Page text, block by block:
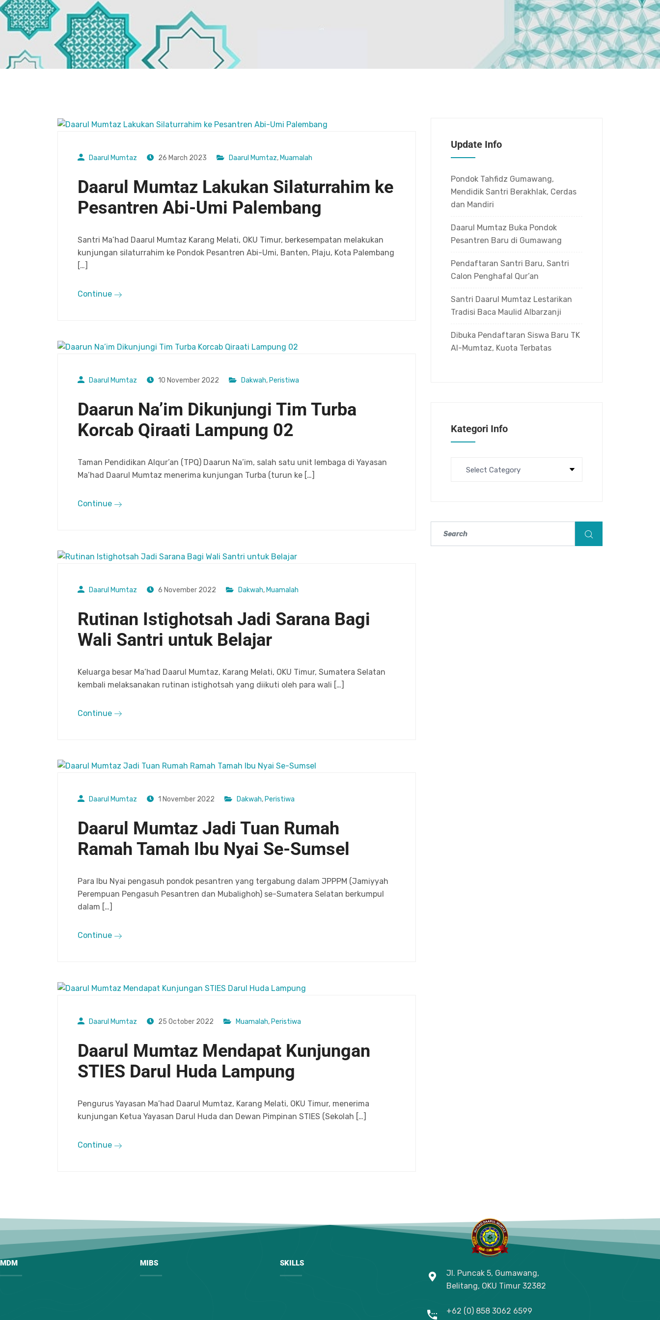
Daarul Mumtaz 26 March 2023 Daarul Mumtaz, Muamalah
Daarul Mumtaz Lakukan Silaturrahim ke
Pesantren Abi-Umi Palembang
Santri Ma’had Daarul Mumtaz Karang Melati, OKU Timur, berkesempatan melakukan
kunjungan silaturrahim ke Pondok Pesantren Abi-Umi, Banten, Plaju, Kota Palembang
[…]
Continue
Daarul Mumtaz 10 November 2022 Dakwah, Peristiwa
Daarun Na’im Dikunjungi Tim Turba
Korcab Qiraati Lampung 02
Taman Pendidikan Alqur’an (TPQ) Daarun Na’im, salah satu unit lembaga di Yayasan
Ma’had Daarul Mumtaz menerima kunjungan Turba (turun ke […]
Continue
Daarul Mumtaz 6 November 2022 Dakwah, Muamalah
Rutinan Istighotsah Jadi Sarana Bagi
Wali Santri untuk Belajar
Keluarga besar Ma’had Daarul Mumtaz, Karang Melati, OKU Timur, Sumatera Selatan
kembali melaksanakan rutinan istighotsah yang diikuti oleh para wali […]
Continue
Daarul Mumtaz 1 November 2022 Dakwah, Peristiwa
Daarul Mumtaz Jadi Tuan Rumah
Ramah Tamah Ibu Nyai Se-Sumsel
Para Ibu Nyai pengasuh pondok pesantren yang tergabung dalam JPPPM (Jamiyyah
Perempuan Pengasuh Pesantren dan Mubalighoh) se-Sumatera Selatan berkumpul
dalam […]
Continue
Daarul Mumtaz 25 October 2022 Muamalah, Peristiwa
Daarul Mumtaz Mendapat Kunjungan
STIES Darul Huda Lampung
Pengurus Yayasan Ma’had Daarul Mumtaz, Karang Melati, OKU Timur, menerima
kunjungan Ketua Yayasan Darul Huda dan Dewan Pimpinan STIES (Sekolah […]
Continue
Update Info
Pondok Tahfidz Gumawang,
Mendidik Santri Berakhlak, Cerdas
dan Mandiri
Daarul Mumtaz Buka Pondok
Pesantren Baru di Gumawang
Pendaftaran Santri Baru, Santri
Calon Penghafal Qur’an
Santri Daarul Mumtaz Lestarikan
Tradisi Baca Maulid Albarzanji
Dibuka Pendaftaran Siswa Baru TK
Al-Mumtaz, Kuota Terbatas
Kategori Info
MDM MIBS SKILLS
Jl. Puncak 5, Gumawang,
Belitang, OKU Timur 32382
+62 (0) 858 3062 6599